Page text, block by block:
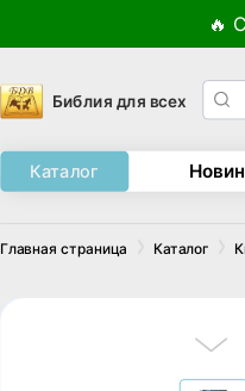
🔥
Библия для всех
Каталог
Главная страница Каталог